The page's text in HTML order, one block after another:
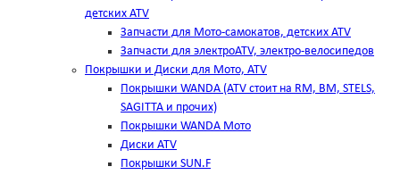
детских ATV
Запчасти для Мото-самокатов, детских ATV
Запчасти для электроATV, электро-велосипедов
Покрышки и Диски для Мото, ATV
Покрышки WANDA (АТV стоит на RM, BM, STELS,
SAGITTA и прочих)
Покрышки WANDA Мото
Диски ATV
Покрышки SUN.F